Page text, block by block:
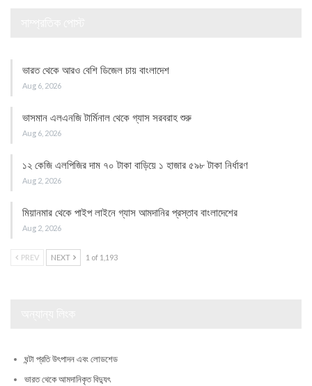
ভারত থেকে আরও বেশি ডিজেল চায় বাংলাদেশ
Aug 6, 2026
ভাসমান এলএনজি টার্মিনাল থেকে গ্যাস সরবরাহ শুরু
Aug 6, 2026
১২ কেজি এলপিজির দাম ৭০ টাকা বাড়িয়ে ১ হাজার ৫৯৮ টাকা নির্ধারণ
Aug 2, 2026
মিয়ানমার থেকে পাইপ লাইনে গ্যাস আমদানির প্রস্তাব বাংলাদেশের
Aug 2, 2026
PREV NEXT 1 of 1,193
ঘন্টা প্রতি উৎপাদন এবং লোডশেড
ভারত থেকে আমদানিকৃত বিদ্যুৎ